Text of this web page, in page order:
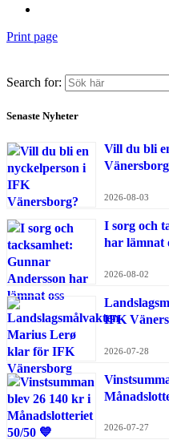
Print page
Search for:
Senaste Nyheter
Vill du bli
2026-08-03
I sorg och
har lämnat
2026-08-02
IFK
2026-07-28
2026-07-27